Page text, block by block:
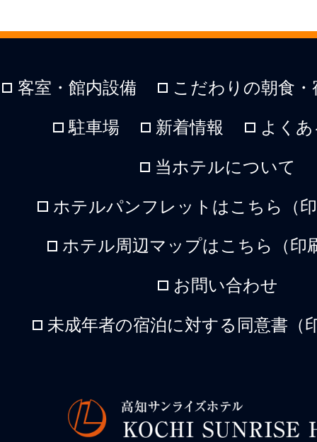
客室・館内設備 こだわりの朝食
駐車場 新着情報 よく
当ホテルについて
ホテルパンフレットはこちら（
ホテル周辺マップはこちら（印
お問い合わせ
未成年者の宿泊に対する同意書（